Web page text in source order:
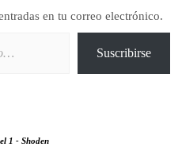
en tu correo electrónico.
Suscribirse
1 - Shoden